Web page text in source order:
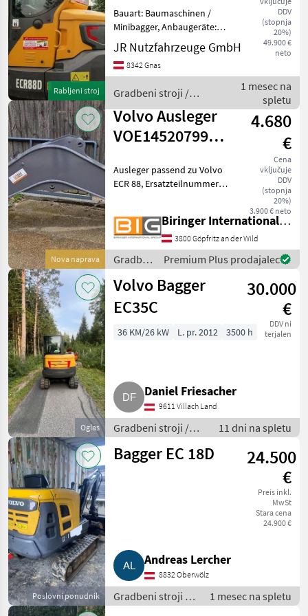
Rabljeni stroj
+ 3 L
DDV
(stopnja
20%)
49.900 €
neto
Bauart: Baumaschinen /
Minibagger, Anbaugeräte:
Schnellwechsler, Löffel,
Sonderausstattung: 3.
Ventil, 4. Ventil,
Arbeitsscheinwerfer vo
JR Nutzfahrzeuge GmbH
8342 Gnas
Gradbeni stroji /
Volvo
1 mesec na
spletu
Nova naprava
Volvo Ausleger
VOE14520799
Volvo ECR8
4.680
€
Cena
vključuje
DDV
(stopnja
20%)
3.900 € neto
Ausleger passend zu Volvo
ECR 88, Ersatzteilnummer:
stroji Mini bager
Biringer International GmbH
3800 Göpfritz an der Wild
Gradbeni
stroji /
Volvo
Premium Plus prodajalec
Oglas
Volvo Bagger
EC35C
30.000
€
DDV ni
terjalen
36 KM/26 kW L. pr. 2012 3500 h
Daniel Friesacher
9611 Villach Land
Gradbeni stroji /
Mini bager
11 dni na spletu
Poslovni ponudnik
Bagger EC 18D
24.500
€
Preis inkl.
MwSt
Stara cena
24.900 €
Andreas Lercher
8832 Oberwölz
Gradbeni stroji /
Mini bager
1 mesec na spletu